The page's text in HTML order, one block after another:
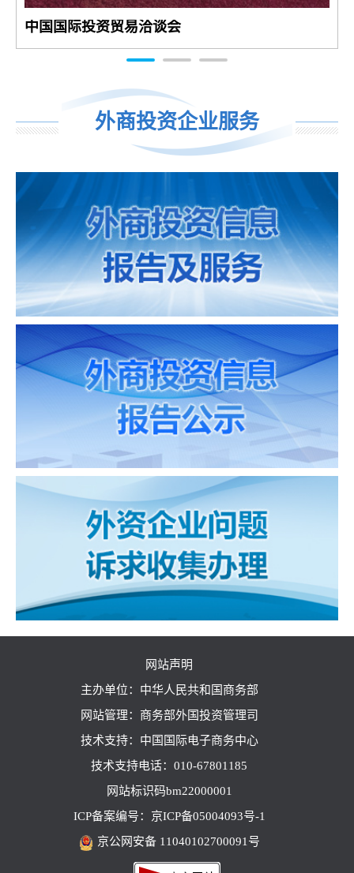
中国国际投资贸易洽谈会
外商投资企业服务
网站声明
主办单位：中华人民共和国商务部
网站管理：商务部外国投资管理司
技术支持：中国国际电子商务中心
技术支持电话：010-67801185
网站标识码bm22000001
ICP备案编号：京ICP备05004093号-1
京公网安备 11040102700091号